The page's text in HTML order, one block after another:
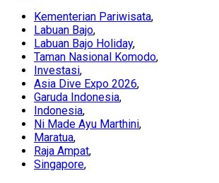
Kementerian Pariwisata,
Labuan Bajo,
Labuan Bajo Holiday,
Taman Nasional Komodo,
Investasi,
Asia Dive Expo 2026,
Garuda Indonesia,
Indonesia,
Ni Made Ayu Marthini,
Maratua,
Raja Ampat,
Singapore,